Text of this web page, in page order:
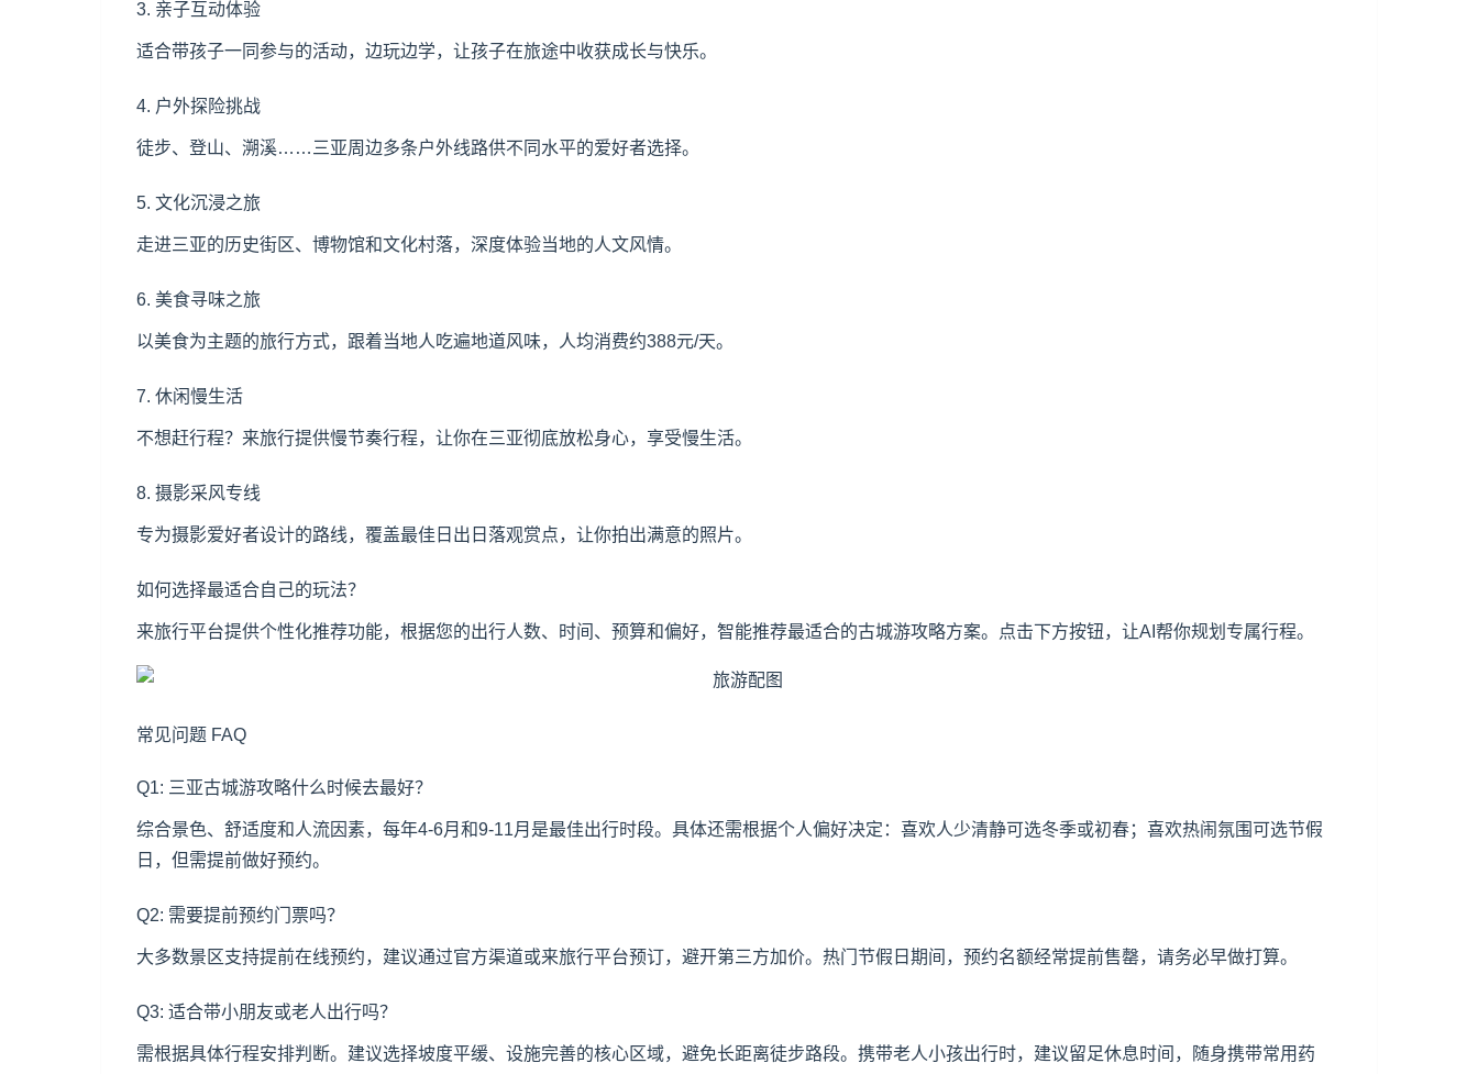
3. 亲子互动体验
适合带孩子一同参与的活动，边玩边学，让孩子在旅途中收获成长与快乐。
4. 户外探险挑战
徒步、登山、溯溪……三亚周边多条户外线路供不同水平的爱好者选择。
5. 文化沉浸之旅
走进三亚的历史街区、博物馆和文化村落，深度体验当地的人文风情。
6. 美食寻味之旅
以美食为主题的旅行方式，跟着当地人吃遍地道风味，人均消费约388元/天。
7. 休闲慢生活
不想赶行程？来旅行提供慢节奏行程，让你在三亚彻底放松身心，享受慢生活。
8. 摄影采风专线
专为摄影爱好者设计的路线，覆盖最佳日出日落观赏点，让你拍出满意的照片。
如何选择最适合自己的玩法？
来旅行平台提供个性化推荐功能，根据您的出行人数、时间、预算和偏好，智能推荐最适合的古城游攻略方案。点击下方按钮，让AI帮你规划专属行程。
常见问题 FAQ
Q1: 三亚古城游攻略什么时候去最好？
综合景色、舒适度和人流因素，每年4-6月和9-11月是最佳出行时段。具体还需根据个人偏好决定：喜欢人少清静可选冬季或初春；喜欢热闹氛围可选节假
日，但需提前做好预约。
Q2: 需要提前预约门票吗？
大多数景区支持提前在线预约，建议通过官方渠道或来旅行平台预订，避开第三方加价。热门节假日期间，预约名额经常提前售罄，请务必早做打算。
Q3: 适合带小朋友或老人出行吗？
需根据具体行程安排判断。建议选择坡度平缓、设施完善的核心区域，避免长距离徒步路段。携带老人小孩出行时，建议留足休息时间，随身携带常用药